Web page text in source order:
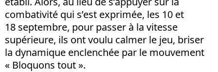
combativité qui s’est exprimée, les 10 et
18 septembre, pour passer à la vitesse
supérieure, ils ont voulu calmer le jeu, briser
la dynamique enclenchée par le mouvement
« Bloquons tout ».